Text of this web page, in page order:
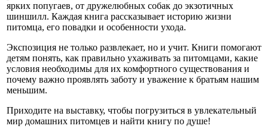
ярких попугаев, от дружелюбных собак до экзотичных
шиншилл. Каждая книга рассказывает историю жизни
питомца, его повадки и особенности ухода.
Экспозиция не только развлекает, но и учит. Книги помогают
детям понять, как правильно ухаживать за питомцами, какие
условия необходимы для их комфортного существования и
почему важно проявлять заботу и уважение к братьям нашим
меньшим.
Приходите на выставку, чтобы погрузиться в увлекательный
мир домашних питомцев и найти книгу по душе!